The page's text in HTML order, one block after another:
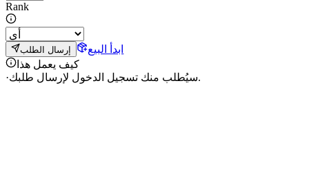
Rank
إرسال الطلب
ابدأ البيع
كيف يعمل هذا
·
سيُطلب منك تسجيل الدخول لإرسال طلبك.